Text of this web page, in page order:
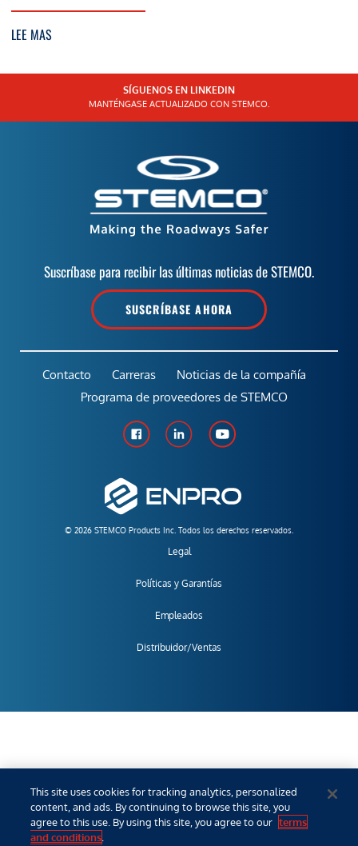
LEE MAS
SÍGUENOS EN LINKEDIN
MANTÉNGASE ACTUALIZADO CON STEMCO.
Suscríbase para recibir las últimas noticias de STEMCO.
SUSCRÍBASE AHORA
© 2026 STEMCO Products Inc. Todos los derechos reservados.
Legal
Políticas y Garantías
Empleados
Distribuidor/Ventas
Contacto Carreras
Noticias de la compañía
Programa de proveedores de STEMCO
This site uses cookies for tracking analytics, personalized
content, and ads. By continuing to browse this site, you
agree to this use. By using this site, you agree to our terms
and conditions